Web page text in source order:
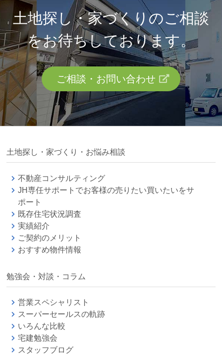
土地探し・家づくりのご相談
をお待ちしております。
ご相談・お問い合わせ
土地探し・家づくり・お悩み相談
不動産コンサルティング
JH専任サポートでお客様の売りたい買いたいをサ
ポート
既存住宅状況調査
実績紹介
ご契約のメリット
おすすめ物件情報
勉強会・対談・コラム
営業スペシャリスト
スーパーセールスの軌跡
いろんな比較
宅建勉強会
スタッフブログ